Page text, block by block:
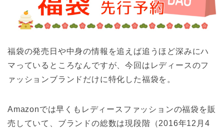
福袋の発売日や中身の情報を追えば追うほど深みにハ
マっているところなんですが、今回はレディースのフ
ァッションブランドだけに特化した福袋を。
Amazonでは早くもレディースファッションの福袋を販
売していて、ブランドの総数は現段階（2016年12月4